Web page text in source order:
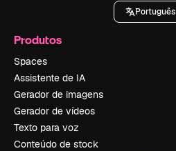
Português
Produtos
Spaces
Assistente de IA
Gerador de imagens
Gerador de vídeos
Texto para voz
Conteúdo de stock